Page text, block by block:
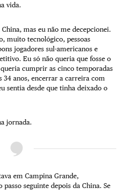
vida.
mas eu não me decepcionei.
muito tecnológico, pessoas
jogadores sul-americanos e
Eu só não queria que fosse o
cumprir as cinco temporadas
34 anos, encerrar a carreira com
sentia desde que tinha deixado o
jornada.
em Campina Grande,
passo seguinte depois da China. Se